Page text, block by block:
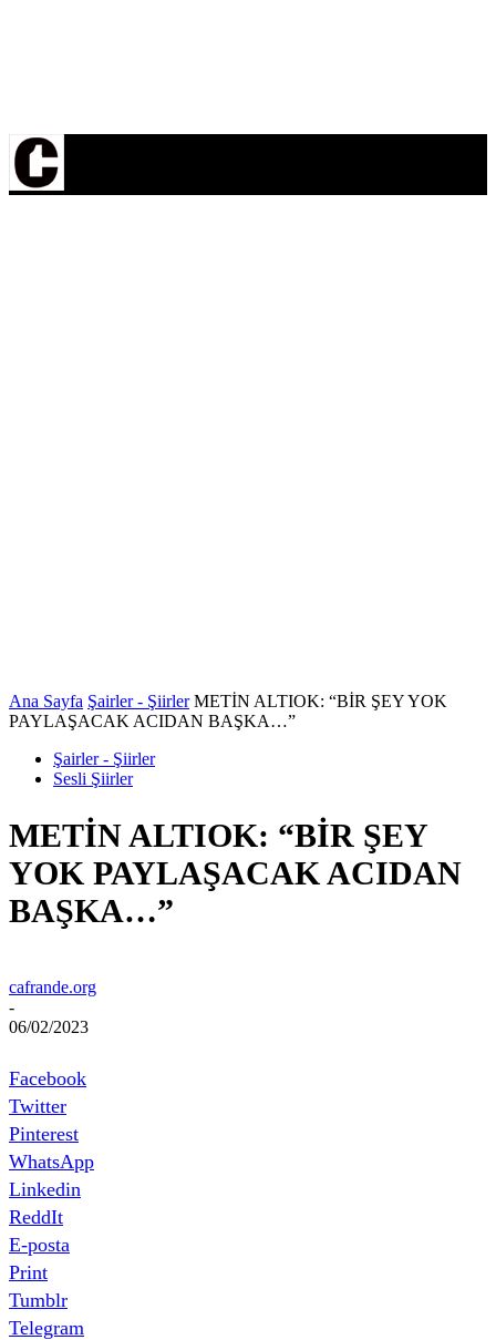
Ana Sayfa Şairler - Şiirler METİN ALTIOK: “BİR ŞEY YOK
PAYLAŞACAK ACIDAN BAŞKA…”
Şairler - Şiirler
Sesli Şiirler
METİN ALTIOK: “BİR ŞEY
YOK PAYLAŞACAK ACIDAN
BAŞKA…”
cafrande.org
-
06/02/2023
Facebook
Twitter
Pinterest
WhatsApp
Linkedin
ReddIt
E-posta
Print
Tumblr
Telegram